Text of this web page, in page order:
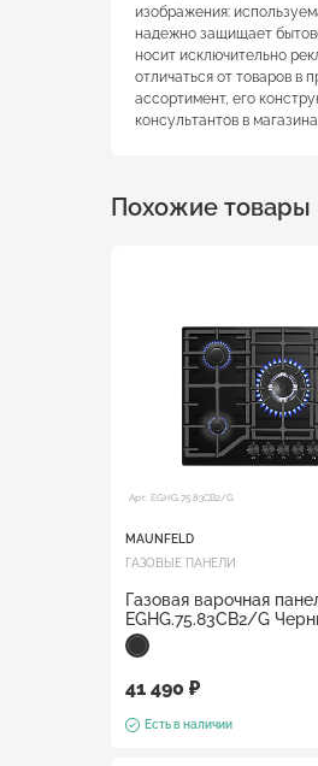
изображения:
надежно защищает
носит исключительно
отличаться от товаров в
ассортимент, его
консультантов в
Похожие товары
Арт. EGHG.75.83CB2/G
MAUNFELD
ГАЗОВЫЕ ПАНЕЛИ
Газовая варочная
EGHG.75.83CB2/G
41 490 ₽
Есть в наличии